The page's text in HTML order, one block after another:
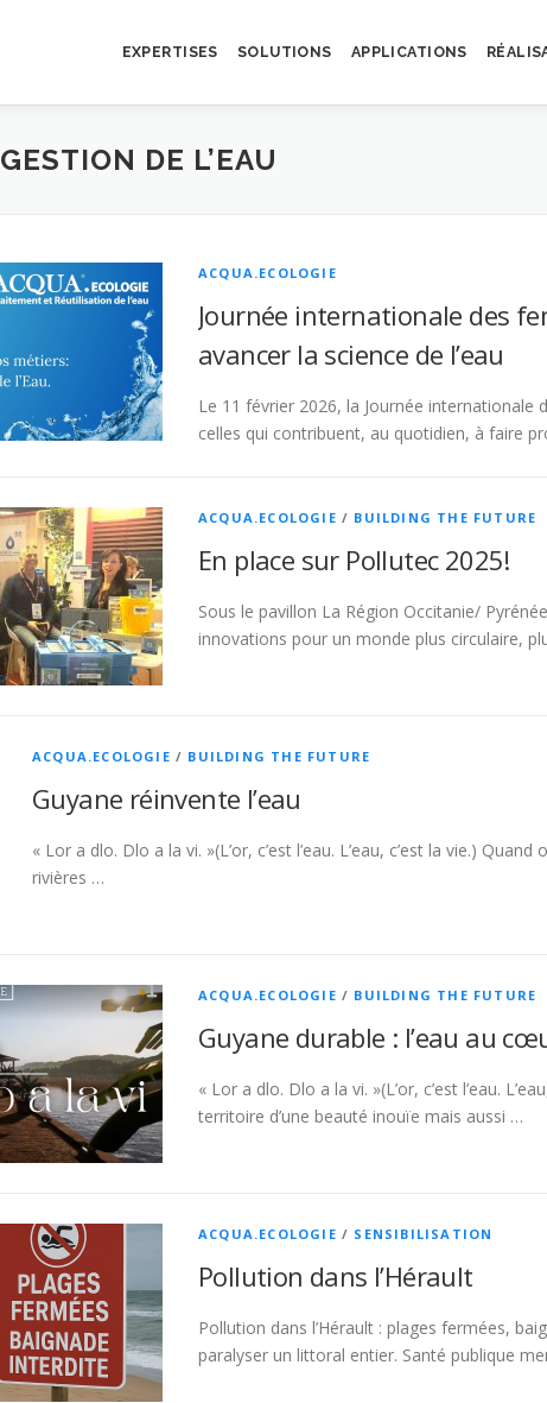
EXPERTISES SOLUTIONS APPLICATIONS
GESTION DE L’EAU
ACQUA.ECOLOGIE
Journée internationale des
avancer la science de l’eau
Le 11 février 2026, la Journée internationale
celles qui contribuent, au quotidien, à faire
ACQUA.ECOLOGIE / BUILDING THE FUTURE
En place sur Pollutec 2025!
Sous le pavillon La Région Occitanie/
innovations pour un monde plus circulaire,
ACQUA.ECOLOGIE / BUILDING THE FUTURE
Guyane réinvente l’eau
« Lor a dlo. Dlo a la vi. »(L’or, c’est l’eau. L’eau, c’est la vie.)
rivières …
ACQUA.ECOLOGIE / BUILDING THE FUTURE
Guyane durable : l’eau au
« Lor a dlo. Dlo a la vi. »(L’or, c’est l’eau.
territoire d’une beauté inouïe mais aussi …
ACQUA.ECOLOGIE / SENSIBILISATION
Pollution dans l’Hérault
Pollution dans l’Hérault : plages fermées,
paralyser un littoral entier. Santé publique